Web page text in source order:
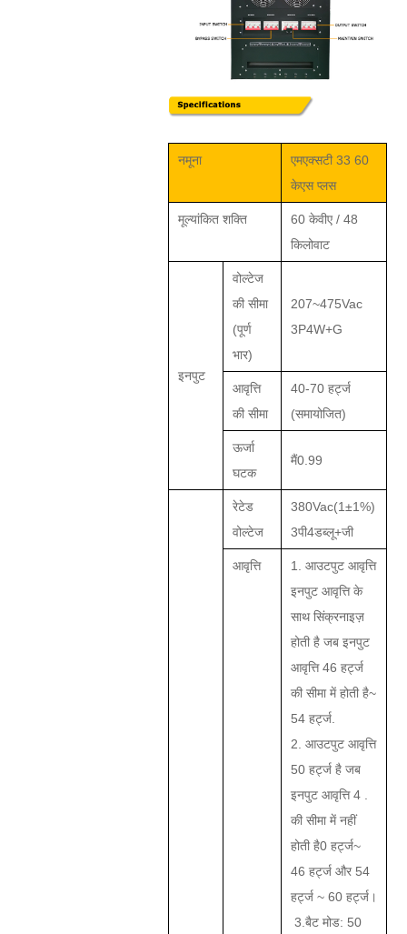
नमूना
एमएक्सटी 33 60
केएस प्लस
मूल्यांकित शक्ति
60 केवीए / 48
किलोवाट
इनपुट
वोल्टेज
की सीमा
(पूर्ण
भार)
207~475Vac
3P4W+G
आवृत्ति
की सीमा
40-70 हर्ट्ज
(समायोजित)
ऊर्जा
घटक
मैं0.99
रेटेड
वोल्टेज
380Vac(1±1%)
3पी4डब्लू+जी
आवृत्ति
1. आउटपुट आवृत्ति
इनपुट आवृत्ति के
साथ सिंक्रनाइज़
होती है जब इनपुट
आवृत्ति 46 हर्ट्ज
की सीमा में होती है~
54 हर्ट्ज.
2. आउटपुट आवृत्ति
50 हर्ट्ज है जब
इनपुट आवृत्ति 4 .
की सीमा में नहीं
होती है0हर्ट्ज~
46 हर्ट्ज और 54
हर्ट्ज ~ 60 हर्ट्ज।
3. बैट मोड: 50